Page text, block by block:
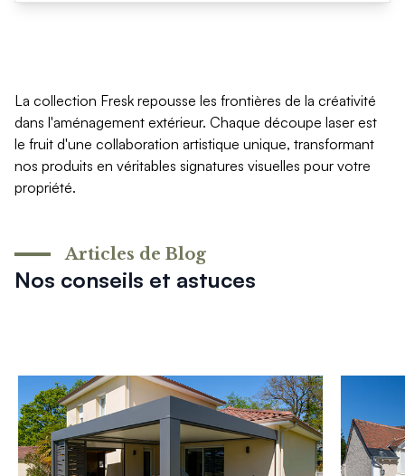
La collection Fresk repousse les frontières de la créativité
dans l'aménagement extérieur. Chaque découpe laser est
le fruit d'une collaboration artistique unique, transformant
nos produits en véritables signatures visuelles pour votre
propriété.
Nos conseils et astuces
Articles de Blog